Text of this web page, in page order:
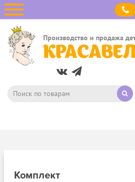
Производство и продажа
Комплект